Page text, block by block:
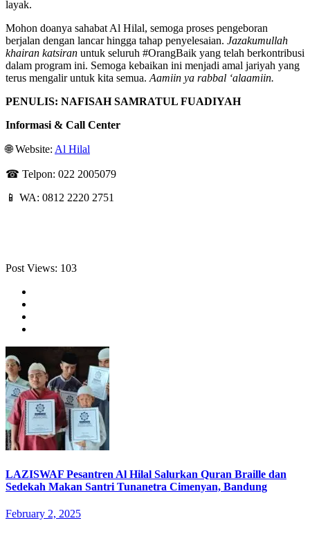
layak.
Mohon doanya sahabat Al Hilal, semoga proses pengeboran
berjalan dengan lancar hingga tahap penyelesaian. Jazakumullah
khairan katsiran untuk seluruh #OrangBaik yang telah berkontribusi
dalam program ini. Semoga kebaikan ini menjadi amal jariyah yang
terus mengalir untuk kita semua. Aamiin ya rabbal ‘alaamiin.
PENULIS: NAFISAH SAMRATUL FUADIYAH
Informasi & Call Center
🌐 Website: Al Hilal
☎ Telpon: 022 2005079
📱 WA: 0812 2220 2751
Post Views: 103
LAZISWAF Pesantren Al Hilal Salurkan Quran Braille dan
Sedekah Makan Santri Tunanetra Cimenyan, Bandung
February 2, 2025